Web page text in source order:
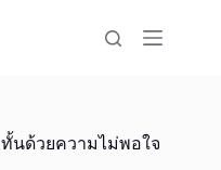
นด้วยความไม่พอใจ